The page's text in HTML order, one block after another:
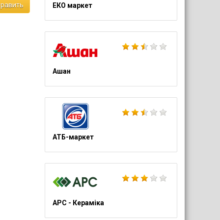
ЕКО маркет
Ашан
АТБ-маркет
АРС - Кераміка